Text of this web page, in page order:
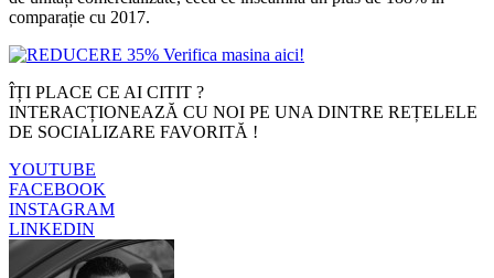
comparație cu 2017.
ÎȚI PLACE CE AI CITIT ?
INTERACȚIONEAZĂ CU NOI PE UNA DINTRE REȚELELE
DE SOCIALIZARE FAVORITĂ !
YOUTUBE
FACEBOOK
INSTAGRAM
LINKEDIN